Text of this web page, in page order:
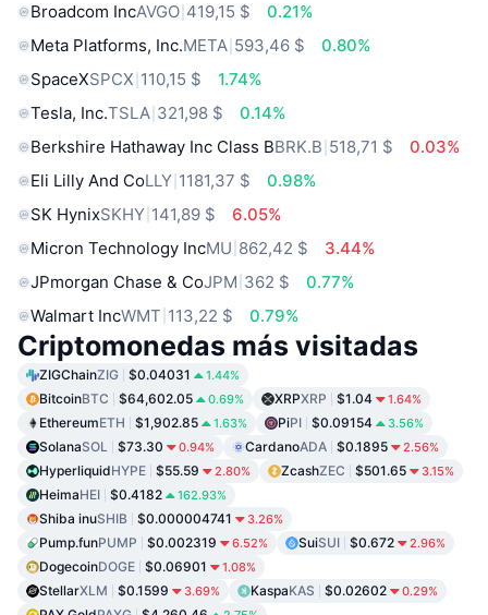
Broadcom IncAVGO 419,15 $
0.21%
Meta Platforms, Inc.META 593,46 $
0.80%
SpaceXSPCX 110,15 $
1.74%
Tesla, Inc.TSLA 321,98 $
0.14%
Berkshire Hathaway Inc Class BBRK.B 518,71 $
0.03%
Eli Lilly And CoLLY 1181,37 $
0.98%
SK HynixSKHY 141,89 $
6.05%
Micron Technology IncMU 862,42 $
3.44%
JPmorgan Chase & CoJPM 362 $
0.77%
Walmart IncWMT 113,22 $ 0.79%
Criptomonedas más visitadas
ZIGChainZIG $0.04031 1.44%
BitcoinBTC $64,602.05 0.69% XRPXRP $1.04 1.64%
EthereumETH $1,902.85 1.63% PiPI $0.09154 3.56%
SolanaSOL $73.30 0.94% CardanoADA $0.1895 2.56%
HyperliquidHYPE $55.59 2.80% ZcashZEC $501.65 3.15%
HeimaHEI $0.4182 162.93%
Shiba inuSHIB $0.000004741 3.26%
Pump.funPUMP $0.002319 6.52% SuiSUI $0.672 2.96%
DogecoinDOGE $0.06901 1.08%
StellarXLM $0.1599 3.69% KaspaKAS $0.02602 0.29%